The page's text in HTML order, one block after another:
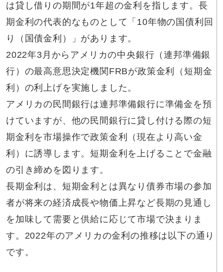
は貸し借りの期間が1年超の金利を指します。長
期金利の代表的なものとして「10年物の国債利回
り（国債金利）」があります。
2022年3月からアメリカの中央銀行（連邦準備銀
行）の最高意思決定機関FRBが政策金利（短期金
利）の利上げを実施しました。
アメリカの民間銀行は連邦準備銀行に準備金を預
けていますが、他の民間銀行に貸し付ける際の短
期金利を市場操作で政策金利（現在より高い金
利）に誘導します。短期金利を上げることで金融
の引き締めを図ります。
長期金利は、短期金利とは異なり債券市場の参加
者が将来の経済成長や物価上昇など長期の見通し
を加味して需要と供給に応じて市場で決まりま
す。2022年のアメリカの金利の推移は以下の通り
です。